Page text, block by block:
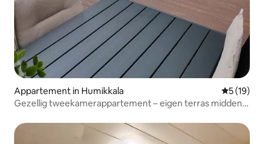
Appartement in Humikkala
5 (19)
Gezellig tweekamerappartement – eigen terras midden